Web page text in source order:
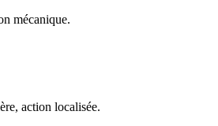
mécanique.
action localisée.